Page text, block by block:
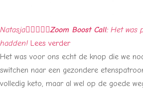
Natasja    Zoom Boost Call: Het was
hadden! Lees verder
Het was voor ons echt de knop die we
switchen naar een gezondere
volledig keto, maar al wel op de goede